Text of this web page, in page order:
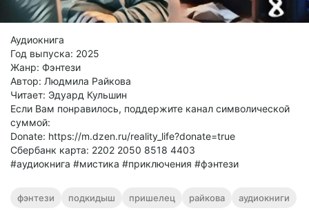
Аудиокнига
Год выпуска: 2025
Жанр: Фэнтези
Автор: Людмила Райкова
Читает: Эдуард Кульшин
Если Вам понравилось, поддержите канал символической
суммой:
Donate: https://m.dzen.ru/reality_life?donate=true
Сбербанк карта: 2202 2050 8518 4403
#аудиокнига #мистика #приключения #фэнтези
фэнтези подкидыш пришелец райкова аудиокниги